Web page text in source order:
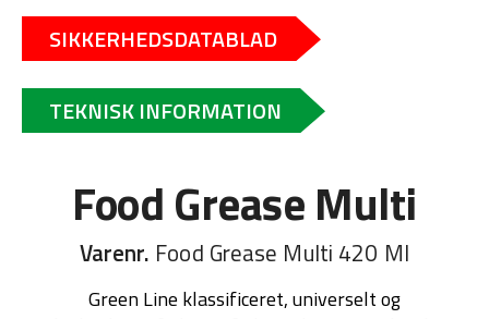
slutningen
billedgalleriet
til
starten
af
billedgalleriet
SIKKERHEDSDATABLAD
TEKNISK INFORMATION
Food Grease Multi
Varenr. Food Grease Multi 420 Ml
Green Line klassificeret, universelt og